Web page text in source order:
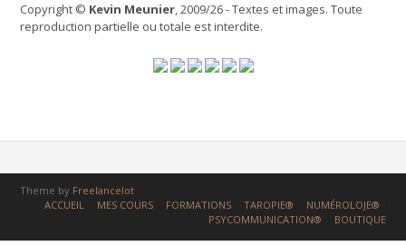
Copyright © Kevin Meunier, 2009/26 - Textes et images. Toute
reproduction partielle ou totale est interdite.
Theme by Freelancelot
ACCUEIL
MES COURS FORMATIONS TAROPIE®
NUMÉROLOJE®
PSYCOMMUNICATION®
BOUTIQUE